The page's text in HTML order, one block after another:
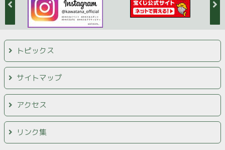
トピックス
サイトマップ
アクセス
リンク集